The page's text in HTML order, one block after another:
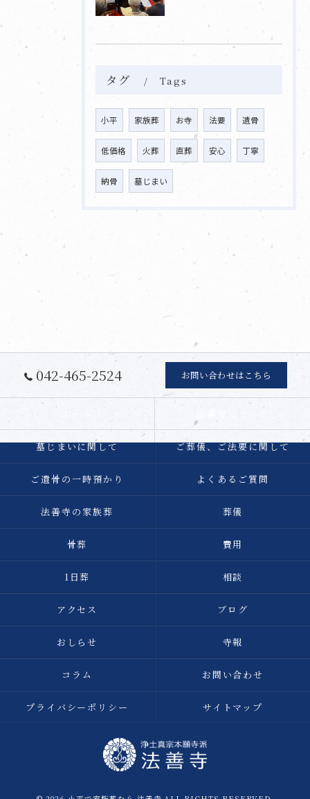
タグ Tags
小平 家族葬 お寺 法要 遺骨
低価格 火葬 直葬 安心 丁寧
納骨 墓じまい
042-465-2524 お問い合わせはこちら
墓じまいに関して ご葬儀、ご法要に関して
ご遺骨の一時預かり よくあるご質問
法善寺の家族葬 葬儀
骨葬 費用
1日葬 相談
アクセス ブログ
おしらせ 寺報
コラム お問い合わせ
プライバシーポリシー サイトマップ